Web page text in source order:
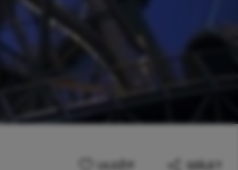
ULOŽIT SDÍLET